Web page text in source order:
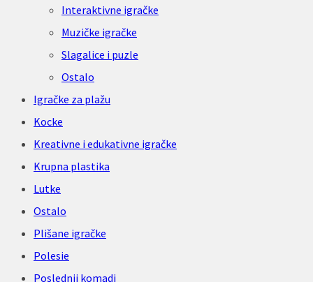
Interaktivne igračke
Muzičke igračke
Slagalice i puzle
Ostalo
Igračke za plažu
Kocke
Kreativne i edukativne igračke
Krupna plastika
Lutke
Ostalo
Plišane igračke
Polesie
Poslednji komadi